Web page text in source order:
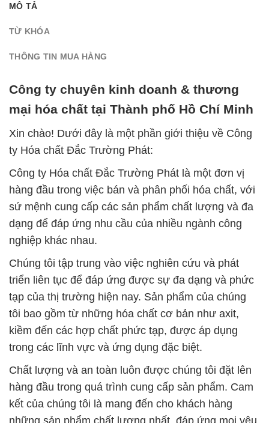
MÔ TẢ
TỪ KHÓA
THÔNG TIN MUA HÀNG
Công ty chuyên kinh doanh & thương
mại hóa chất tại Thành phố Hồ Chí Minh
Xin chào! Dưới đây là một phần giới thiệu về Công
ty Hóa chất Đắc Trường Phát:
Công ty Hóa chất Đắc Trường Phát là một đơn vị
hàng đầu trong việc bán và phân phối hóa chất, với
sứ mệnh cung cấp các sản phẩm chất lượng và đa
dạng để đáp ứng nhu cầu của nhiều ngành công
nghiệp khác nhau.
Chúng tôi tập trung vào việc nghiên cứu và phát
triển liên tục để đáp ứng được sự đa dạng và phức
tạp của thị trường hiện nay. Sản phẩm của chúng
tôi bao gồm từ những hóa chất cơ bản như axit,
kiềm đến các hợp chất phức tạp, được áp dụng
trong các lĩnh vực và ứng dụng đặc biệt.
Chất lượng và an toàn luôn được chúng tôi đặt lên
hàng đầu trong quá trình cung cấp sản phẩm. Cam
kết của chúng tôi là mang đến cho khách hàng